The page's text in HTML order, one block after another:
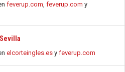
feverup.com, feverup.com y
elcorteingles.es y feverup.com